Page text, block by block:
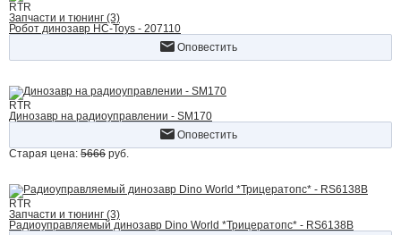
RTR
Запчасти и тюнинг (3)
Робот динозавр HC-Toys - 207110
Оповестить
RTR
Динозавр на радиоуправлении - SM170
Оповестить
Старая цена: 5666 руб.
RTR
Запчасти и тюнинг (3)
Радиоуправляемый динозавр Dino World *Трицератопс* - RS6138B